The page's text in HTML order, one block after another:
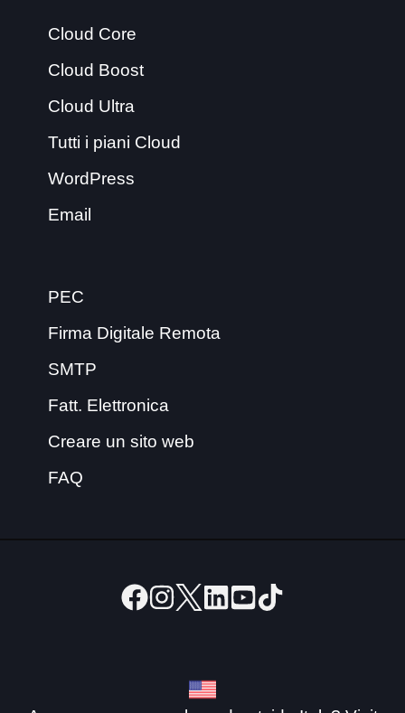
Cloud Core
Cloud Boost
Cloud Ultra
Tutti i piani Cloud
WordPress
Email
PEC
Firma Digitale Remota
SMTP
Fatt. Elettronica
Creare un sito web
FAQ